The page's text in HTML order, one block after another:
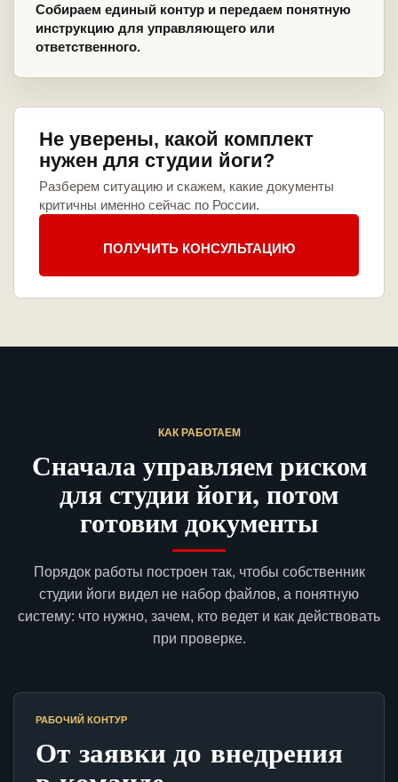
Собираем единый контур и передаем понятную
инструкцию для управляющего или
ответственного.
Не уверены, какой комплект
нужен для студии йоги?
Разберем ситуацию и скажем, какие документы
критичны именно сейчас по России.
ПОЛУЧИТЬ КОНСУЛЬТАЦИЮ
КАК РАБОТАЕМ
Сначала управляем риском
для студии йоги, потом
готовим документы
Порядок работы построен так, чтобы собственник
студии йоги видел не набор файлов, а понятную
систему: что нужно, зачем, кто ведет и как действовать
при проверке.
РАБОЧИЙ КОНТУР
От заявки до внедрения